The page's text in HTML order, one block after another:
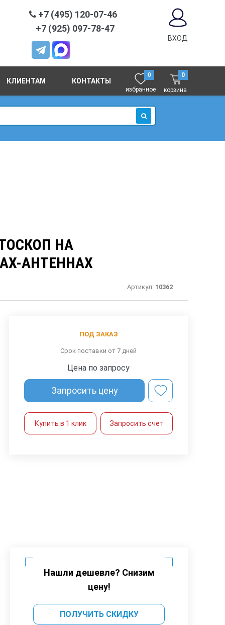
+7 (495) 120-07-46
+7 (925) 097-78-47
ВХОД
КЛИЕНТАМ КОНТАКТЫ
0
избранное
0
корзина
ИСКАТЬ
НА
АНТЕННАХ
Артикул: 10362
ПОД ЗАКАЗ
Срок поставки от 7 дней
Цена по запросу
Запросить цену
Купить в 1 клик Запросить счет
Нашли дешевле? Снизим
цену!
ПОЛУЧИТЬ СКИДКУ